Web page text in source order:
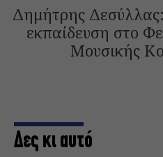
Δημήτρης
εκπαίδευση στο
Μουσικής
Δες κι αυτό